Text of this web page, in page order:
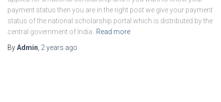
payment status then you are in the right post we give your payment
status of the national scholarship portal which is distributed by the
central government of India.
Read more
ByAdmin 2 years ago